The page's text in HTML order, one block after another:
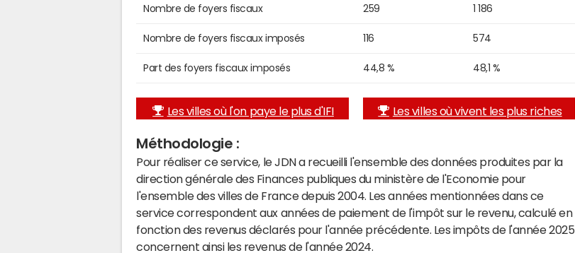
Nombre de foyers fiscaux 259 1 186
Nombre de foyers fiscaux imposés 116 574
Part des foyers fiscaux imposés 44,8 % 48,1 %
Les villes où l'on paye le plus d'IFI Les villes où vivent les plus riches
Méthodologie :
Pour réaliser ce service, le JDN a recueilli l'ensemble des données produites par la
direction générale des Finances publiques du ministère de l'Economie pour
l'ensemble des villes de France depuis 2004. Les années mentionnées dans ce
service correspondent aux années de paiement de l'impôt sur le revenu, calculé en
fonction des revenus déclarés pour l'année précédente. Les impôts de l'année 2025
concernent ainsi les revenus de l'année 2024.